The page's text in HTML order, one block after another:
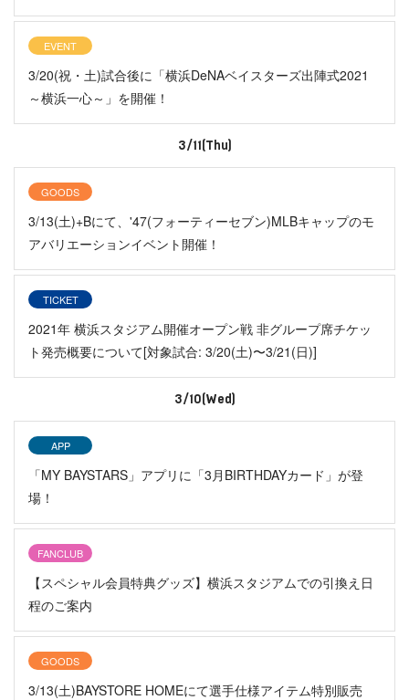
EVENT
3/20(祝・土)試合後に「横浜DeNAベイスターズ出陣式2021
～横浜一心～」を開催！
3/11(Thu)
GOODS
3/13(土)+Bにて、'47(フォーティーセブン)MLBキャップのモ
アバリエーションイベント開催！
TICKET
2021年 横浜スタジアム開催オープン戦 非グループ席チケッ
ト発売概要について[対象試合: 3/20(土)〜3/21(日)]
3/10(Wed)
APP
「MY BAYSTARS」アプリに「3月BIRTHDAYカード」が登
場！
FANCLUB
【スペシャル会員特典グッズ】横浜スタジアムでの引換え日
程のご案内
GOODS
3/13(土)BAYSTORE HOMEにて選手仕様アイテム特別販売